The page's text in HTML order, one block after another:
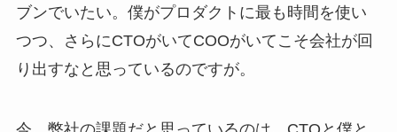
ブンでいたい。僕がプロダクトに最も時間を使い
つつ、さらにCTOがいてCOOがいてこそ会社が回
り出すなと思っているのですが。